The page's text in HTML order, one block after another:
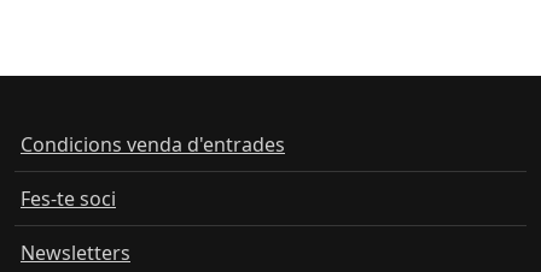
Condicions venda d'entrades
Fes-te soci
Newsletters